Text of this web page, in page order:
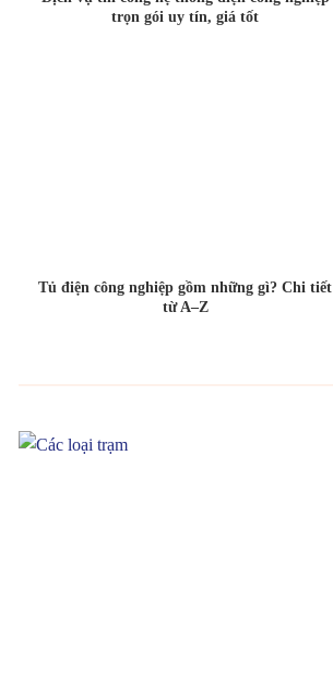
trọn gói uy tín, giá tốt
Tủ điện công nghiệp gồm những gì? Chi tiết
từ A–Z